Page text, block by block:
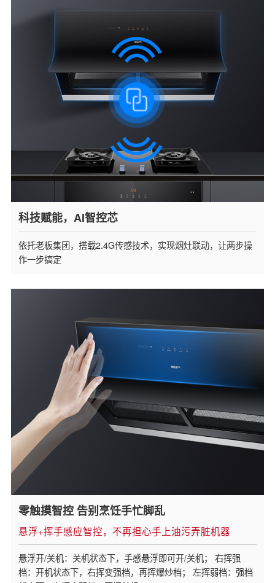
科技赋能，AI智控芯
依托老板集团，搭载2.4G传感技术，实现烟灶联动，让两步操
作一步搞定
零触摸智控 告别烹饪手忙脚乱
悬浮+挥手感应智控，不再担心手上油污弄脏机器
悬浮开/关机：关机状态下，手感悬浮即可开/关机； 右挥强
档：开机状态下，右挥变强档，再挥爆炒档； 左挥弱档：强档